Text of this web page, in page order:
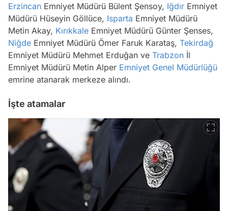
Erzincan Emniyet Müdürü Bülent Şensoy, Iğdır Emniyet
Müdürü Hüseyin Göllüce, Isparta Emniyet Müdürü
Metin Akay, Kırıkkale Emniyet Müdürü Günter Şenses,
Niğde Emniyet Müdürü Ömer Faruk Karataş, Tekirdağ
Emniyet Müdürü Mehmet Erduğan ve Trabzon İl
Emniyet Müdürü Metin Alper Emniyet Genel Müdürlüğü
emrine atanarak merkeze alındı.
İşte atamalar